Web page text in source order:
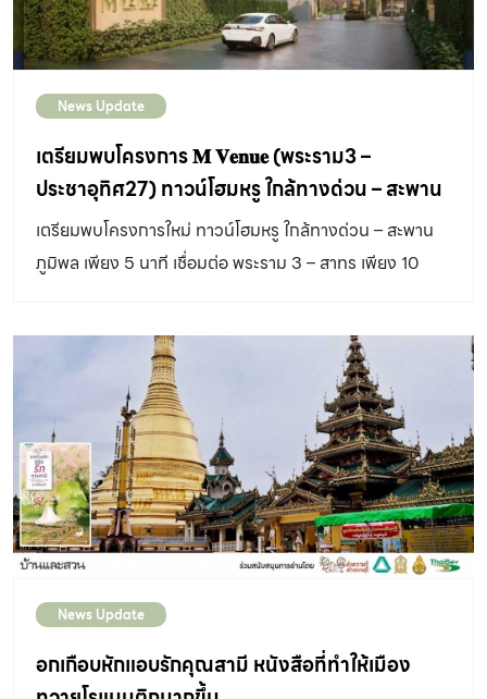
News Update
เตรียมพบโครงการ 𝐌 𝐕𝐞𝐧𝐮𝐞 (พระราม3 –
ประชาอุทิศ27) ทาวน์โฮมหรู ใกล้ทางด่วน – สะพาน
ภูมิพล เริ่ม 5.89 ล้านบาท*
เตรียมพบโครงการใหม่ ทาวน์โฮมหรู ใกล้ทางด่วน – สะพาน
ภูมิพล เพียง 5 นาที เชื่อมต่อ พระราม 3 – สาทร เพียง 10
𝐌 𝐕𝐞𝐧𝐮𝐞 (พระราม3 – ประชาอุทิศ27)💵 เริ่ม 5.89 ล้าน
บาท* ส่วนลดสูงสุด 1,000,000 บาท*📱ลงทะเบียนรับรับ
เพิ่ม 100,000 บาท* :
www.maison.co.th/projects/
🏠 ทาวน์โฮมหรู 3 ชั้น ฟังก์ชันใหญ่ 3 ที่จอดรถ พร้อมคลับ
เฮาส์ ฟิตเนส สระว่ายน้ำ และสวนส่วนกลาง บรรยากาศร่มรื่น
เข้าเมืองสะดวก สังคมส่วนตัวเพียง 42 ยูนิต […]
News Update
อกเกือบหักแอบรักคุณสามี หนังสือที่ทำให้เมือง